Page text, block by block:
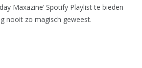
Maxazine’ Spotify Playlist te bieden
nooit zo magisch geweest.